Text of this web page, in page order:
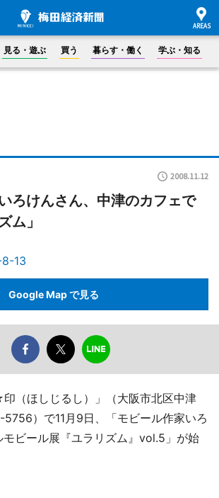
見る・遊ぶ 買う 暮らす・働く 学ぶ・知る
2008.11.12
ろけんさん、中津のカフェで
ム」
8-13
Google Map で見る
（ほしじるし）」（大阪市北区中津
）で11月9日、「モビール作家いろ
モビール展『ユラリズム』vol.5」が始